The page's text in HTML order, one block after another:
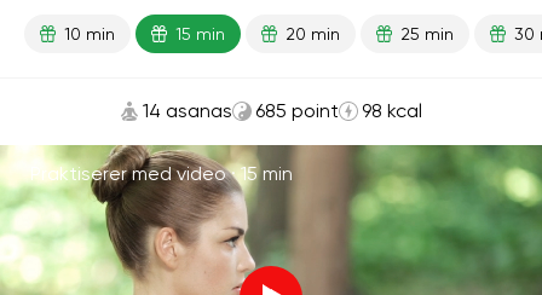
10 min 15 min 20 min 25 min 30
14 asanas 685 point 98 kcal
Praktiserer med video ·15 min